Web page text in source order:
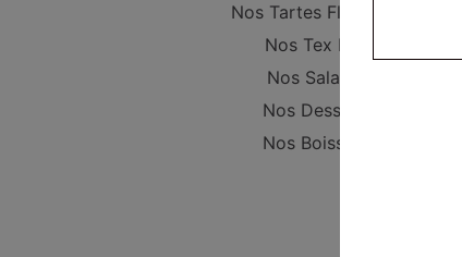
Nos Tartes Flambées
Nos Tex Mex
Nos Salades
Nos Desserts
Nos Boissons